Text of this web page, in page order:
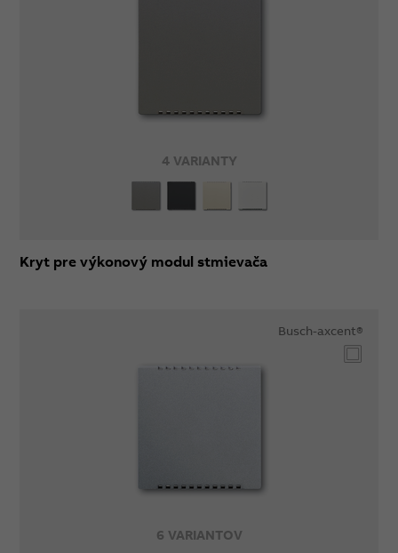
4 VARIANTY
Kryt pre výkonový modul stmievača
6 VARIANTOV
Busch-axcent®